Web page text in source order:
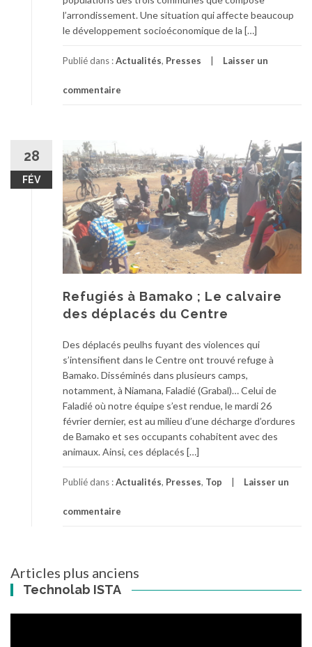
l’arrondissement. Une situation qui affecte beaucoup
le développement socioéconomique de la […]
Publié dans :Actualités, Presses Laisser un
commentaire
28
FÉV
Refugiés à Bamako ; Le calvaire
des déplacés du Centre
Des déplacés peulhs fuyant des violences qui
s’intensifient dans le Centre ont trouvé refuge à
Bamako. Disséminés dans plusieurs camps,
notamment, à Niamana, Faladié (Grabal)… Celui de
Faladié où notre équipe s’est rendue, le mardi 26
février dernier, est au milieu d’une décharge d’ordures
de Bamako et ses occupants cohabitent avec des
animaux. Ainsi, ces déplacés […]
Publié dans :Actualités, Presses, Top Laisser un
commentaire
Navigation
des
articles
Articles plus anciens
Technolab ISTA